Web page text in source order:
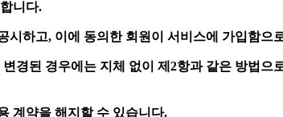
니다.
하고, 이에 동의한 회원이 서비스에 가입함으
된 경우에는 지체 없이 제2항과 같은 방법으
계약을 해지할 수 있습니다.